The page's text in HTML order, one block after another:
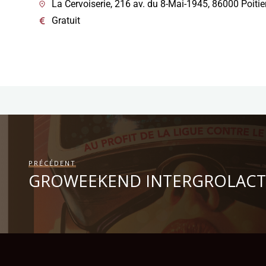
La Cervoiserie, 216 av. du 8-Mai-1945, 86000
Gratuit
PRÉCÉDENT
GROWEEKEND